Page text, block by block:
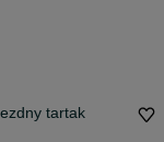
tartak